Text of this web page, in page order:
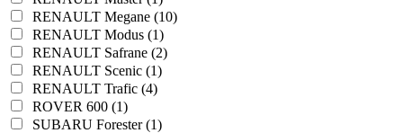
RENAULT Megane (10)
RENAULT Modus (1)
RENAULT Safrane (2)
RENAULT Scenic (1)
RENAULT Trafic (4)
ROVER 600 (1)
SUBARU Forester (1)